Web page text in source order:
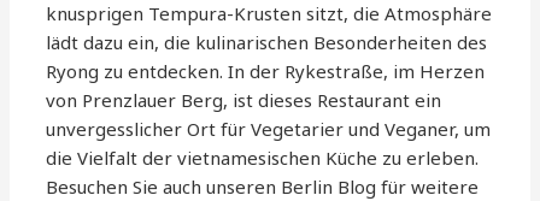
knusprigen Tempura-Krusten sitzt, die Atmosphäre
lädt dazu ein, die kulinarischen Besonderheiten des
Ryong zu entdecken. In der Rykestraße, im Herzen
von Prenzlauer Berg, ist dieses Restaurant ein
unvergesslicher Ort für Vegetarier und Veganer, um
die Vielfalt der vietnamesischen Küche zu erleben.
Besuchen Sie auch unseren Berlin Blog für weitere